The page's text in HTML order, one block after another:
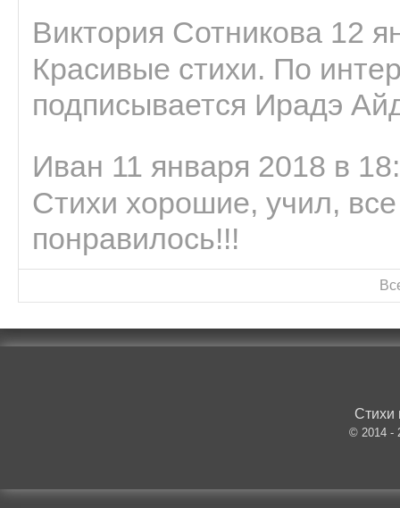
Виктория Сотникова 12
Красивые стихи. По
подписывается Ирадэ
Иван 11 января 2018 в
Стихи хорошие, учил,
понравилось!!!
Стихи
© 2014 -